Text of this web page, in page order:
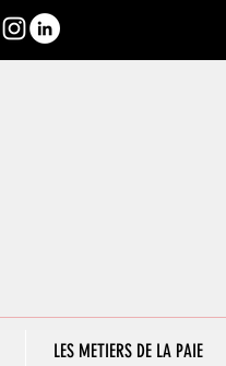
LES METIERS DE LA PAIE